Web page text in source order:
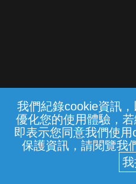
我們紀錄cookie資訊
優化您的使用體驗，
即表示您同意我們使
保護資訊，請閱覽我
常見問題 線上客服
中華電信股份有限
(統一編號：